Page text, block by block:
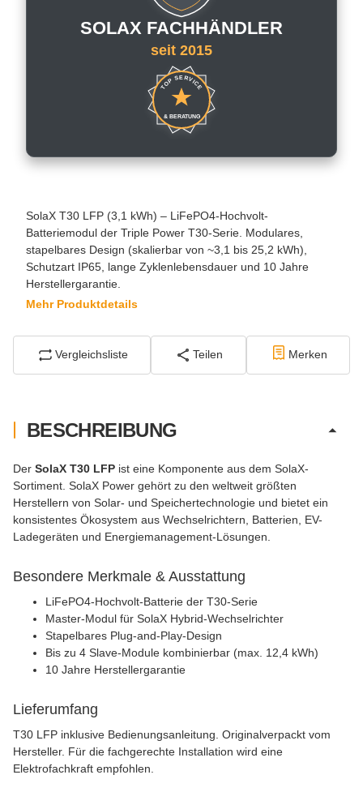
SOLAX FACHHÄNDLER
seit 2015
TOP SERVICE
& BERATUNG
SolaX T30 LFP (3,1 kWh) – LiFePO4-Hochvolt-
Batteriemodul der Triple Power T30-Serie. Modulares,
stapelbares Design (skalierbar von ~3,1 bis 25,2 kWh),
Schutzart IP65, lange Zyklenlebensdauer und 10 Jahre
Herstellergarantie.
Mehr Produktdetails
Vergleichsliste Teilen Merken
BESCHREIBUNG
Der SolaX T30 LFP ist eine Komponente aus dem SolaX-
Sortiment. SolaX Power gehört zu den weltweit größten
Herstellern von Solar- und Speichertechnologie und bietet ein
konsistentes Ökosystem aus Wechselrichtern, Batterien, EV-
Ladegeräten und Energiemanagement-Lösungen.
Besondere Merkmale & Ausstattung
LiFePO4-Hochvolt-Batterie der T30-Serie
Master-Modul für SolaX Hybrid-Wechselrichter
Stapelbares Plug-and-Play-Design
Bis zu 4 Slave-Module kombinierbar (max. 12,4 kWh)
10 Jahre Herstellergarantie
Lieferumfang
T30 LFP inklusive Bedienungsanleitung. Originalverpackt vom
Hersteller. Für die fachgerechte Installation wird eine
Elektrofachkraft empfohlen.